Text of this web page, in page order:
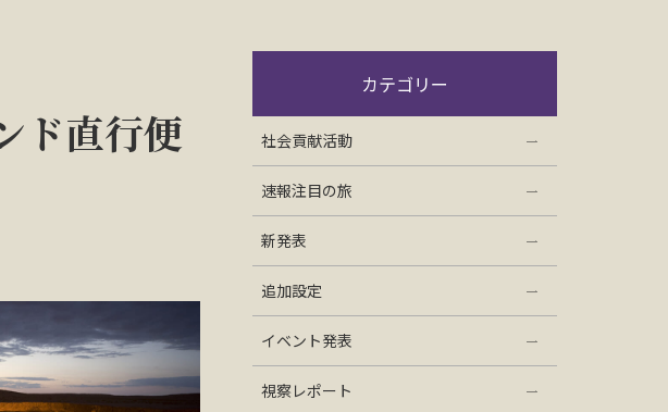
ド直行便
カテゴリー
社会貢献活動
速報注目の旅
新発表
追加設定
イベント発表
視察レポート